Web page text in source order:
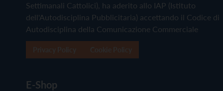
Settimanali Cattolici), ha aderito allo IAP (Istituto
dell'Autodisciplina Pubblicitaria) accettando il Codice di
Autodisciplina della Comunicazione Commerciale
E-Shop